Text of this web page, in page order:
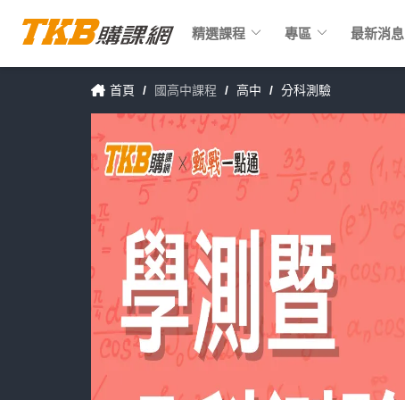
首頁 / 國高中課程 / 高中 / 分科測驗
精選課程 keyboard_arrow_down 專區 keyboard_arrow_down 最新消息